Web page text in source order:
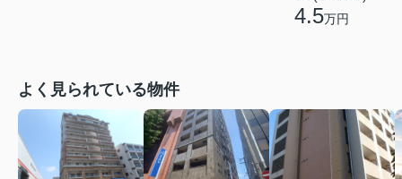
4.5万円
よく見られている物件